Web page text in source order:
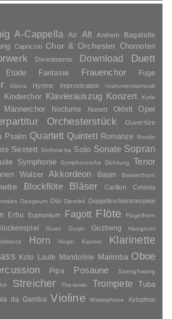
A-Cappella Air Alt Anthem Bagatelle
Capriccio Chor & Orchester Chornoten
Divertimento Download
Duett
Etüde Fantasie Frauenchor Fuge
Gloria Hymne Improvisation Instrumentalmusik
Kinderchor Klavierauszug Konzert Kyrie
Männerchor Nocturne Nonett Oktett Oper
Orchesterstück Ouvertüre
Psalm Quartett Quintett Romanze Rondo
Sextett Sinfonietta Solo Sonate Sopran
Symphonie Symphonische Dichtung Tenor
Walzer Akkordeon Bajan Bassetthorn
Blockflöte Bläser Carillon Celesta
Daegeum Dizi Djembé Doppeltrichtertrompete
Erhu Euphonium Fagott Flöte
Flügelhorn
Guan Guqin Guzheng
Haegeum
Horn Huqin Kannel Klarinette
Koto Laute Mandoline Marimba Oboe
Pipa Posaune Saenghwang
Streicher Theremin Trompete
Tuba
da Gamba Violine Waterphone
Xylophon